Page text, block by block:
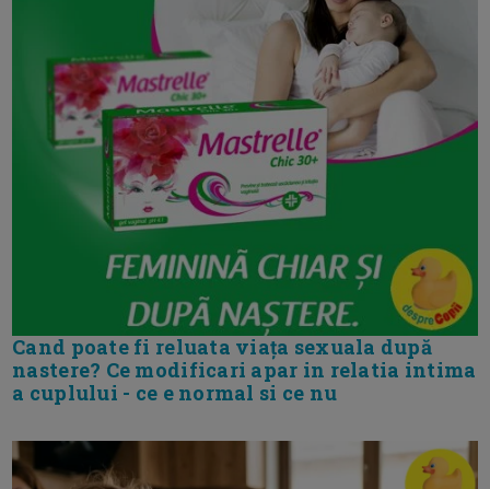
Cand poate fi reluata viața sexuala după
nastere? Ce modificari apar in relatia intima
a cuplului - ce e normal si ce nu